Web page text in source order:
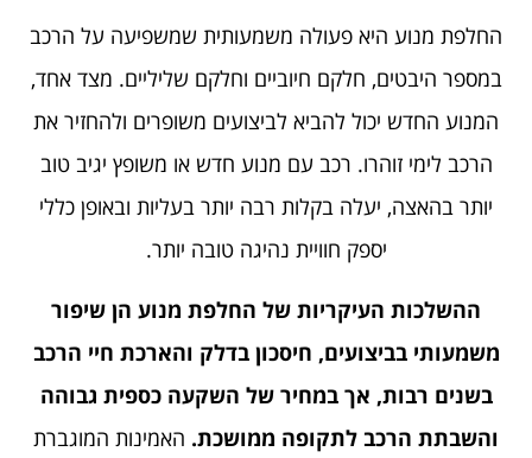
החלפת מנוע היא פעולה משמעותית שמשפיעה על הרכב
במספר היבטים, חלקם חיוביים וחלקם שליליים. מצד אחד,
המנוע החדש יכול להביא לביצועים משופרים ולהחזיר את
הרכב לימי זוהרו. רכב עם מנוע חדש או משופץ יגיב טוב
יותר בהאצה, יעלה בקלות רבה יותר בעליות ובאופן כללי
יספק חוויית נהיגה טובה יותר.
ההשלכות העיקריות של החלפת מנוע הן שיפור
משמעותי בביצועים, חיסכון בדלק והארכת חיי הרכב
בשנים רבות, אך במחיר של השקעה כספית גבוהה
והשבתת הרכב לתקופה ממושכת. האמינות המוגברת